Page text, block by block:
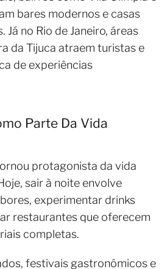
bares modernos e casas
Já no Rio de Janeiro, áreas
da Tijuca atraem turistas e
de experiências
Parte Da Vida
protagonista da vida
sair à noite envolve
experimentar drinks
restaurantes que oferecem
completas.
festivais gastronômicos e